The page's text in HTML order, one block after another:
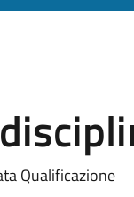
Qualificazione